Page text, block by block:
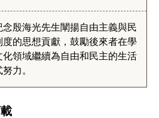
念殷海光先生闡揚自由主義與民
度的思想貢獻，鼓勵後來者在學
化領域繼續為自由和民主的生活
力。